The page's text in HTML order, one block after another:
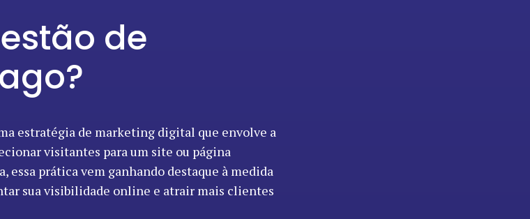
de
estratégia de marketing digital que envolve a
visitantes para um site ou página
essa prática vem ganhando destaque à medida
sua visibilidade online e atrair mais clientes